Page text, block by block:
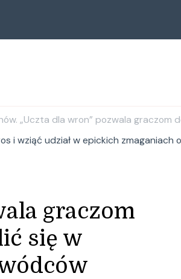
„Uczta dla wron” pozwala graczom
wziąć udział w epickich zmaganiach
graczom
się w